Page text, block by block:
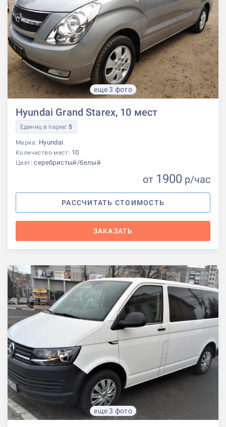
еще 3 фото
Hyundai Grand Starex, 10 мест
Единиц в парке: 5
Марка: Hyundai
Количество мест: 10
Цвет:серебристый/белый
от 1900 р/час
РАССЧИТАТЬ СТОИМОСТЬ
ЗАКАЗАТЬ
еще 3 фото